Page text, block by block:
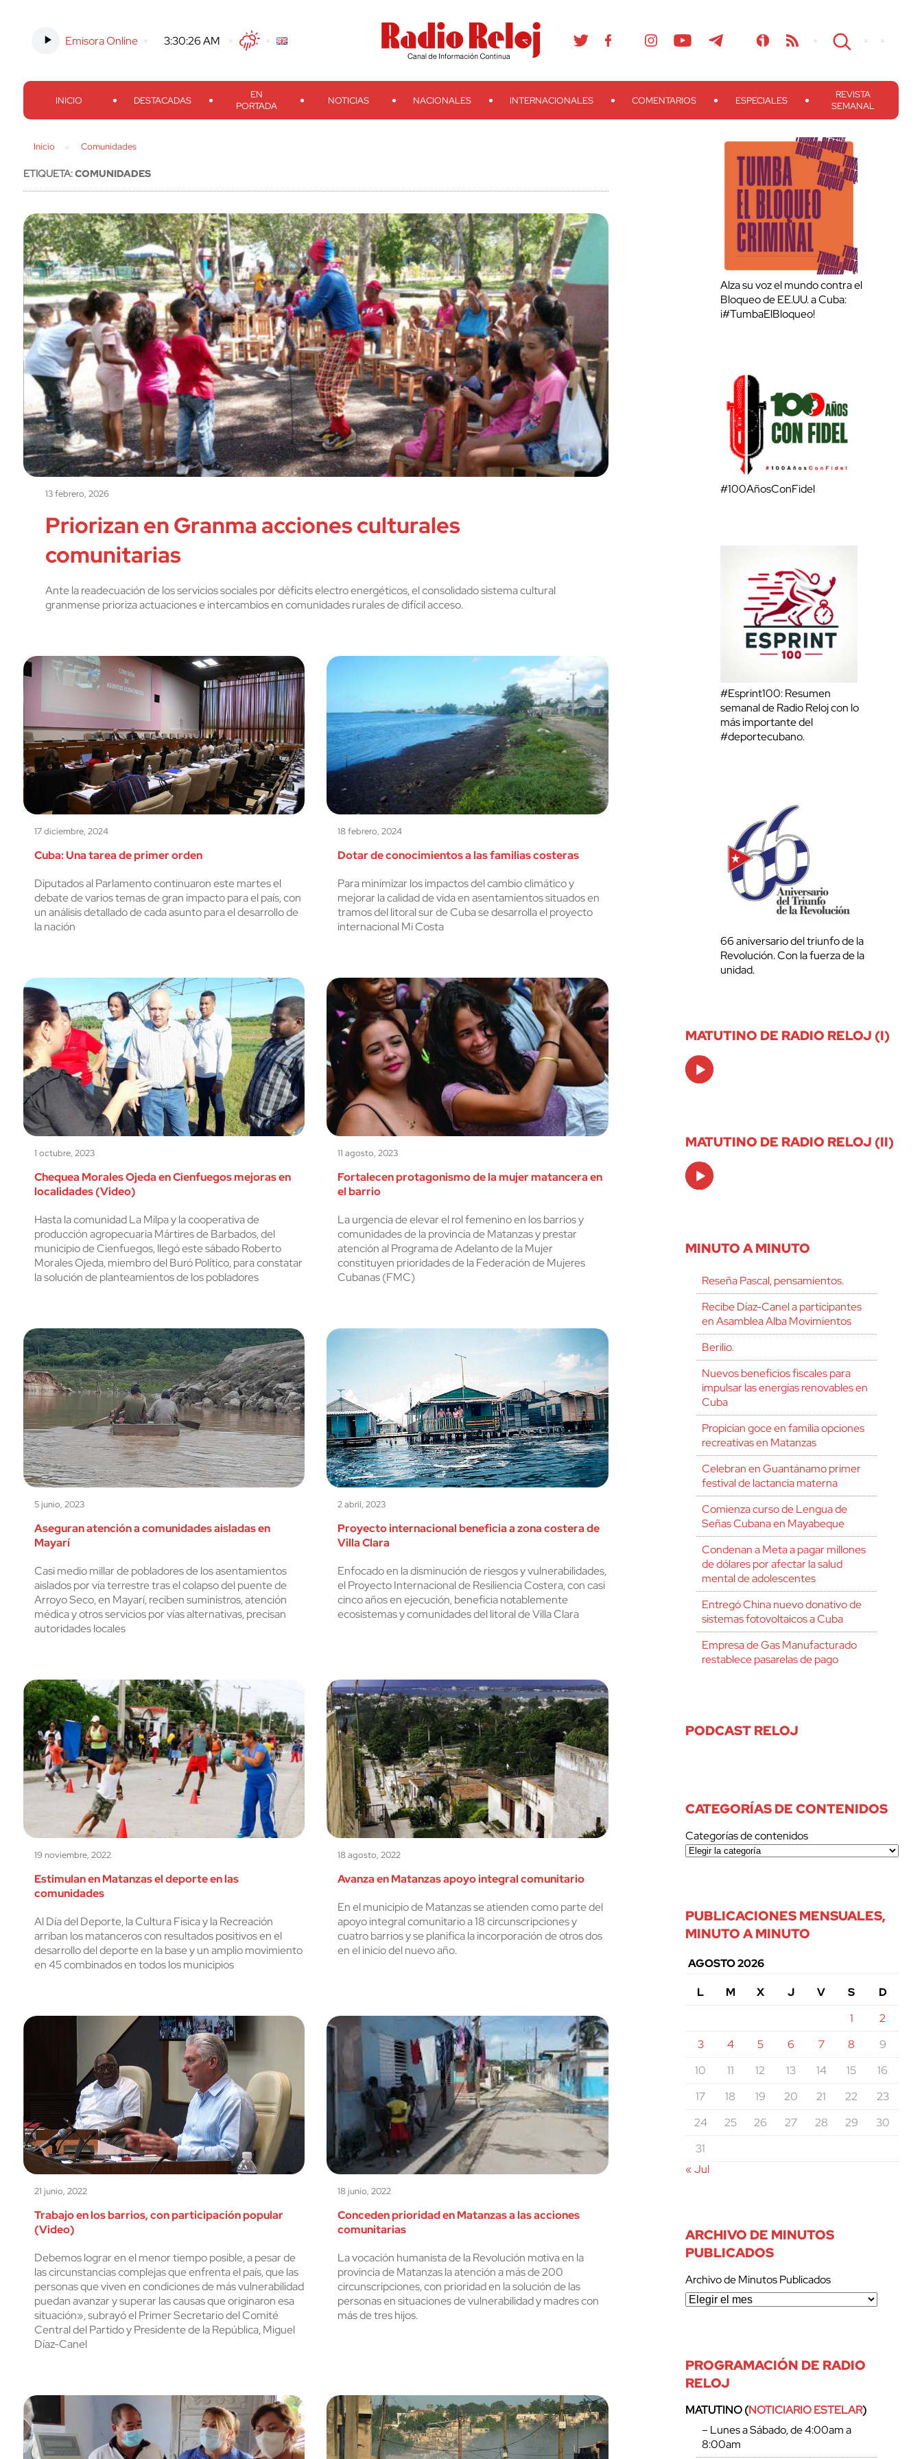
Emisora Online -3:30:27 AM TwitterFacebook
Threads
Instagram TelegramTeveo Ivoox RSS Search
INICIO DESTACADAS
EN
PORTADA
NOTICIAS NACIONALES INTERNACIONALES COMENTARIOS ESPECIALES
REVISTA
SEMANAL
Inicio Comunidades
ETIQUETA:COMUNIDADES
13 febrero, 2026
Priorizan en Granma acciones culturales
comunitarias
Ante la readecuación de los servicios sociales por déficits electro energéticos, el consolidado sistema cultural
granmense prioriza actuaciones e intercambios en comunidades rurales de difícil acceso.
17 diciembre, 2024
Cuba: Una tarea de primer orden
Diputados al Parlamento continuaron este martes el
debate de varios temas de gran impacto para el país, con
un análisis detallado de cada asunto para el desarrollo de
la nación
18 febrero, 2024
Dotar de conocimientos a las familias costeras
Para minimizar los impactos del cambio climático y
mejorar la calidad de vida en asentamientos situados en
tramos del litoral sur de Cuba se desarrolla el proyecto
internacional Mi Costa
1 octubre, 2023
Chequea Morales Ojeda en Cienfuegos mejoras en
localidades (Video)
Hasta la comunidad La Milpa y la cooperativa de
producción agropecuaria Mártires de Barbados, del
municipio de Cienfuegos, llegó este sábado Roberto
Morales Ojeda, miembro del Buró Político, para constatar
la solución de planteamientos de los pobladores
11 agosto, 2023
Fortalecen protagonismo de la mujer matancera en
el barrio
La urgencia de elevar el rol femenino en los barrios y
comunidades de la provincia de Matanzas y prestar
atención al Programa de Adelanto de la Mujer
constituyen prioridades de la Federación de Mujeres
Cubanas (FMC)
5 junio, 2023
Aseguran atención a comunidades aisladas en
Mayarí
Casi medio millar de pobladores de los asentamientos
aislados por vía terrestre tras el colapso del puente de
Arroyo Seco, en Mayarí, reciben suministros, atención
médica y otros servicios por vías alternativas, precisan
autoridades locales
2 abril, 2023
Proyecto internacional beneficia a zona costera de
Villa Clara
Enfocado en la disminución de riesgos y vulnerabilidades,
el Proyecto Internacional de Resiliencia Costera, con casi
cinco años en ejecución, beneficia notablemente
ecosistemas y comunidades del litoral de Villa Clara
19 noviembre, 2022
Estimulan en Matanzas el deporte en las
comunidades
Al Día del Deporte, la Cultura Física y la Recreación
arriban los matanceros con resultados positivos en el
desarrollo del deporte en la base y un amplio movimiento
en 45 combinados en todos los municipios
18 agosto, 2022
Avanza en Matanzas apoyo integral comunitario
En el municipio de Matanzas se atienden como parte del
apoyo integral comunitario a 18 circunscripciones y
cuatro barrios y se planifica la incorporación de otros dos
en el inicio del nuevo año.
21 junio, 2022
Trabajo en los barrios, con participación popular
(Video)
Debemos lograr en el menor tiempo posible, a pesar de
las circunstancias complejas que enfrenta el país, que las
personas que viven en condiciones de más vulnerabilidad
puedan avanzar y superar las causas que originaron esa
situación», subrayó el Primer Secretario del Comité
Central del Partido y Presidente de la República, Miguel
Díaz-Canel
18 junio, 2022
Conceden prioridad en Matanzas a las acciones
comunitarias
La vocación humanista de la Revolución motiva en la
provincia de Matanzas la atención a más de 200
circunscripciones, con prioridad en la solución de las
personas en situaciones de vulnerabilidad y madres con
más de tres hijos.
Alza su voz el mundo contra el
Bloqueo de EE.UU. a Cuba:
¡#TumbaElBloqueo!
#100AñosConFidel
#Esprint100: Resumen
semanal de Radio Reloj con lo
más importante del
#deportecubano.
66 aniversario del triunfo de la
Revolución. Con la fuerza de la
unidad.
MATUTINO DE RADIO RELOJ (I)
Audio
Player
MATUTINO DE RADIO RELOJ (II)
Audio
Player
MINUTO A MINUTO
Reseña Pascal, pensamientos.
Recibe Díaz-Canel a participantes
en Asamblea Alba Movimientos
Berilio.
Nuevos beneficios fiscales para
impulsar las energías renovables en
Cuba
Propician goce en familia opciones
recreativas en Matanzas
Celebran en Guantánamo primer
festival de lactancia materna
Comienza curso de Lengua de
Señas Cubana en Mayabeque
Condenan a Meta a pagar millones
de dólares por afectar la salud
mental de adolescentes
Entregó China nuevo donativo de
sistemas fotovoltaicos a Cuba
Empresa de Gas Manufacturado
restablece pasarelas de pago
PODCAST RELOJ
CATEGORÍAS DE CONTENIDOS
Categorías de contenidos
PUBLICACIONES MENSUALES,
MINUTO A MINUTO
AGOSTO 2026
L
M X J V S
D
1
2
3
4 5 6 7 8
9
10
11 12 13 14 15
16
17
18 19 20 21 22
23
24
25 26 27 28 29
30
31
« Jul
ARCHIVO DE MINUTOS
PUBLICADOS
Archivo de Minutos Publicados
PROGRAMACIÓN DE RADIO
RELOJ
MATUTINO (NOTICIARIO ESTELAR)
– Lunes a Sábado, de 4:00am a
8:00am